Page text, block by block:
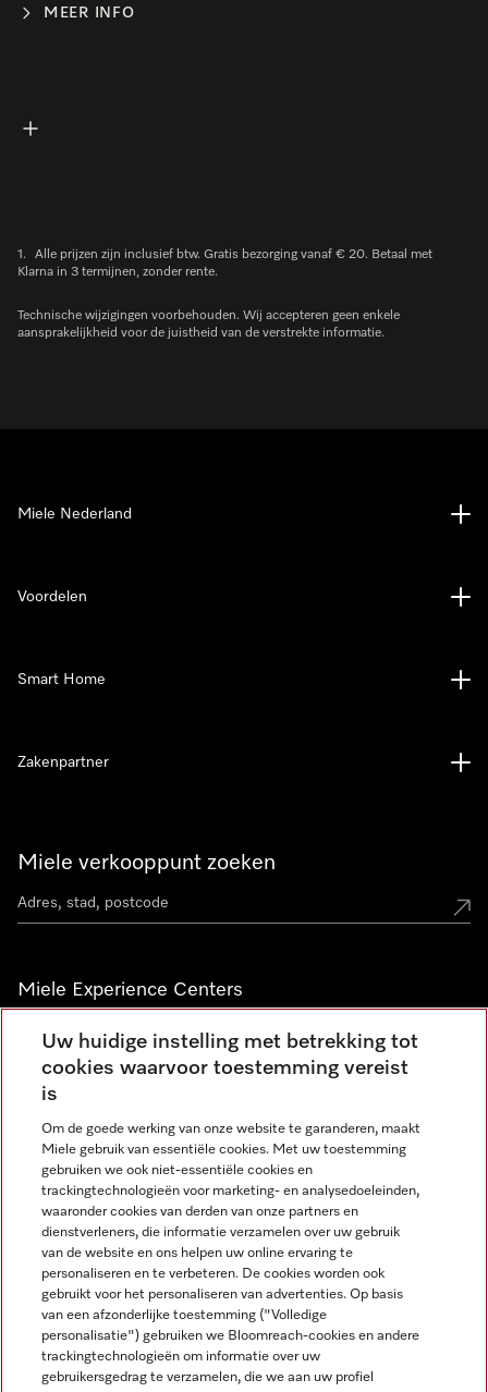
MEER INFO
1.
Alle prijzen zijn inclusief btw. Gratis bezorging vanaf € 20. Betaal met
Klarna in 3 termijnen, zonder rente.
Technische wijzigingen voorbehouden. Wij accepteren geen enkele
aansprakelijkheid voor de juistheid van de verstrekte informatie.
Miele verkooppunt zoeken
Miele Experience Centers
Vind jouw Miele Experience Center
Nieuwsbrief
Miele Nederland
Voordelen
Smart Home
Zakenpartner
Miele op Instagram
Miele op Facebook
Miele op Youtube
Uw huidige instelling met betrekking tot
cookies waarvoor toestemming vereist
is
Om de goede werking van onze website te garanderen, maakt
Miele gebruik van essentiële cookies. Met uw toestemming
gebruiken we ook niet-essentiële cookies en
trackingtechnologieën voor marketing- en analysedoeleinden,
waaronder cookies van derden van onze partners en
dienstverleners, die informatie verzamelen over uw gebruik
van de website en ons helpen uw online ervaring te
personaliseren en te verbeteren. De cookies worden ook
gebruikt voor het personaliseren van advertenties. Op basis
van een afzonderlijke toestemming ("Volledige
personalisatie") gebruiken we Bloomreach-cookies en andere
trackingtechnologieën om informatie over uw
gebruikersgedrag te verzamelen, die we aan uw profiel